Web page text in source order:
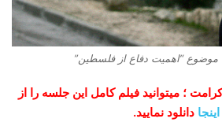
موضوع “اهمیت دفاع از فلسطین”
اینجا دانلود نمایید.